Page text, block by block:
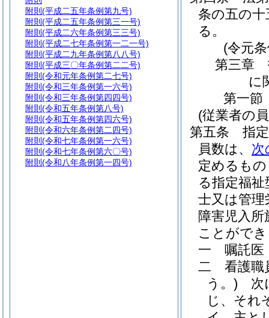
条の五の
る。
(令元
第三章
に
第一節
(従業者の
第五条
指
員数は、 次
定めるも
る指定福
士又は管理
障害児入
ことがで
一
嘱託
二
看護職
う。) 次
じ、それ
附則 (平成二五年条例第九号)
附則 (平成二五年条例第三一号)
附則 (平成二六年条例第三三号)
附則 (平成二七年条例第一二一号)
附則 (平成二九年条例第八八号)
附則 (平成三〇年条例第二二号)
附則 (令和元年条例第二七号)
附則 (令和三年条例第一六号)
附則 (令和三年条例第四四号)
附則 (令和五年条例第八号)
附則 (令和五年条例第四六号)
附則 (令和六年条例第二四号)
附則 (令和七年条例第一六号)
附則 (令和七年条例第六〇号)
附則 (令和八年条例第一四号)